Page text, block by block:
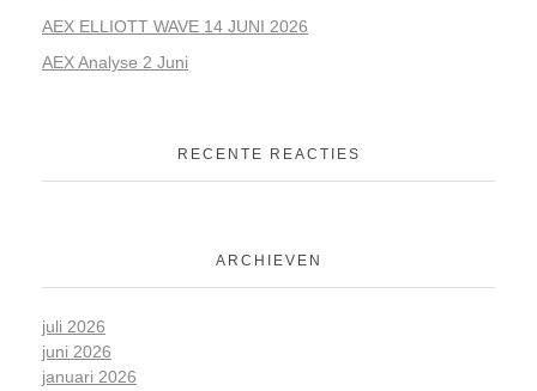
AEX ELLIOTT WAVE 14 JUNI 2026
AEX Analyse 2 Juni
RECENTE REACTIES
ARCHIEVEN
juli 2026
juni 2026
januari 2026